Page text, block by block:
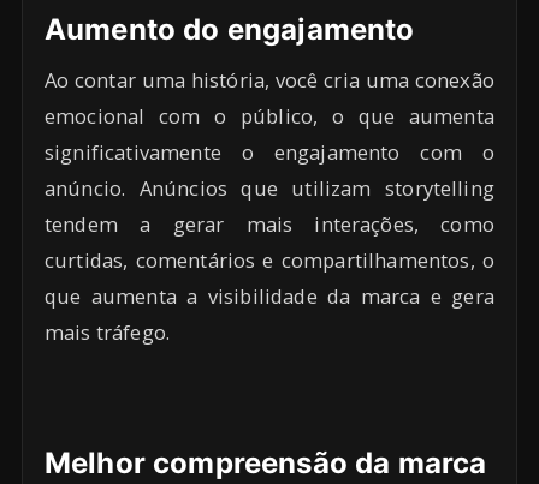
Aumento do engajamento
Ao contar uma história, você cria uma conexão
emocional com o público, o que aumenta
significativamente o engajamento com o
anúncio. Anúncios que utilizam storytelling
tendem a gerar mais interações, como
curtidas, comentários e compartilhamentos, o
que aumenta a visibilidade da marca e gera
mais tráfego.
Melhor compreensão da marca